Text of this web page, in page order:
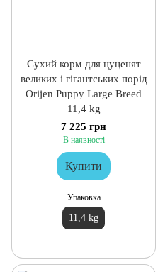
Сухий корм для цуценят
великих і гігантських порід
Orijen Puppy Large Breed
11,4 kg
7 225 грн
В наявності
Купити
Упаковка
11,4 kg